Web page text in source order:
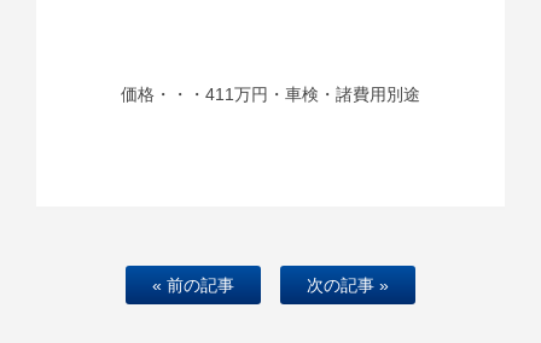
価格・・・411万円・車検・諸費用別途
« 前の記事 次の記事 »